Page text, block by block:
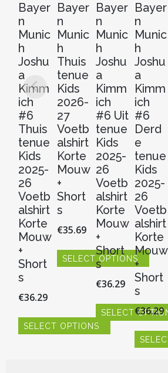
Bayer
n
Munic
h
Joshu
a
Kimm
ich
#6
Thuis
tenue
Kids
2025-
26
Voetb
alshirt
Korte
Mouw
+
Short
s
€36.29
SELECT OPTIONS
Bayer
n
Munic
h
Thuis
tenue
Kids
2026-
27
Voetb
alshirt
Korte
Mouw
+
Short
s
€35.69
SELECT OPTIONS
variaties.
Deze
Bayer
n
Munic
h
Joshu
a
Kimm
ich
#6 Uit
tenue
Kids
2025-
26
Voetb
alshirt
Korte
Mouw
+
Short
s
€36.29
SELECT
Dit
Bayer
n
Munic
h
Joshu
a
Kimm
ich
#6
Derd
e
tenue
Kids
2025-
26
Voetb
alshirt
Korte
Mouw
+
Short
s
€36.29